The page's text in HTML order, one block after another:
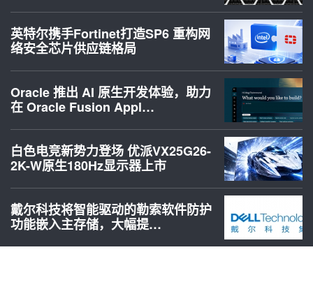
英特尔携手Fortinet打造SP6 重构网
络安全芯片供应链格局
Oracle 推出 AI 原生开发体验，助力
在 Oracle Fusion Appl…
白色电竞新势力登场 优派VX25G26-
2K-W原生180Hz显示器上市
戴尔科技将智能驱动的勒索软件防护
功能嵌入主存储，大幅提…